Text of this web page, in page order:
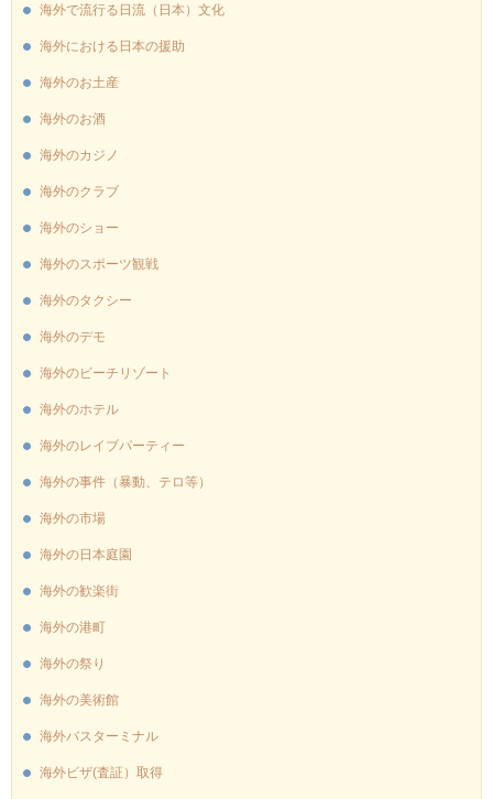
海外で流行る日流（日本）文化
海外における日本の援助
海外のお土産
海外のお酒
海外のカジノ
海外のクラブ
海外のショー
海外のスポーツ観戦
海外のタクシー
海外のデモ
海外のビーチリゾート
海外のホテル
海外のレイブパーティー
海外の事件（暴動、テロ等）
海外の市場
海外の日本庭園
海外の歓楽街
海外の港町
海外の祭り
海外の美術館
海外バスターミナル
海外ビザ(査証）取得